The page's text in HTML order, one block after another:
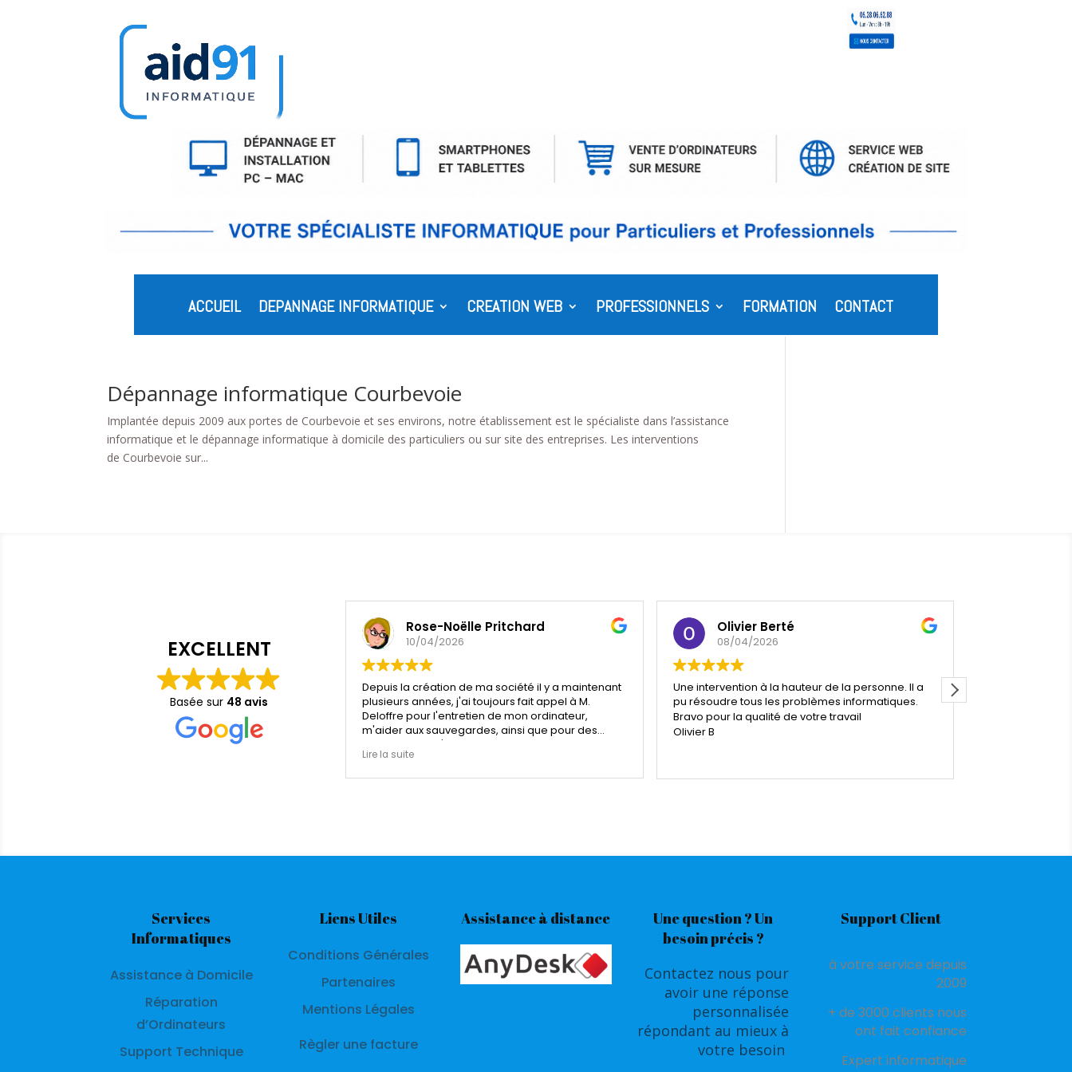
ACCUEIL DEPANNAGE INFORMATIQUE CREATION WEB PROFESSIONNELS FORMATION CONTACT
Dépannage informatique Courbevoie
Implantée depuis 2009 aux portes de Courbevoie et ses environs, notre établissement est le spécialiste dans l’assistance
informatique et le dépannage informatique à domicile des particuliers ou sur site des entreprises. Les interventions
de Courbevoie sur...
EXCELLENT
Basée sur 48 avis
Rose-Noëlle Pritchard
10/04/2026
Depuis la création de ma société il y a maintenant
plusieurs années, j'ai toujours fait appel à M.
Deloffre pour l'entretien de mon ordinateur,
m'aider aux sauvegardes, ainsi que pour des
dépannages. J'apprécie sa disponibilité, son
professionalisme et son écoute quand on ne sait
Lire la suite
Olivier Berté
08/04/2026
Une intervention à la hauteur de la personne. Il a
pu résoudre tous les problèmes informatiques.
Bravo pour la qualité de votre travail
Olivier B
Services
Informatiques
Assistance à Domicile
Réparation
d’Ordinateurs
Support Technique
Liens Utiles
Conditions Générales
Partenaires
Mentions Légales
Règler une facture
Assistance à distance
Une question ? Un
besoin précis ?
Contactez nous pour
avoir une réponse
personnalisée
répondant au mieux à
votre besoin
Support Client
à votre service depuis
2009
+ de 3000 clients nous
ont fait confiance
Expert informatique